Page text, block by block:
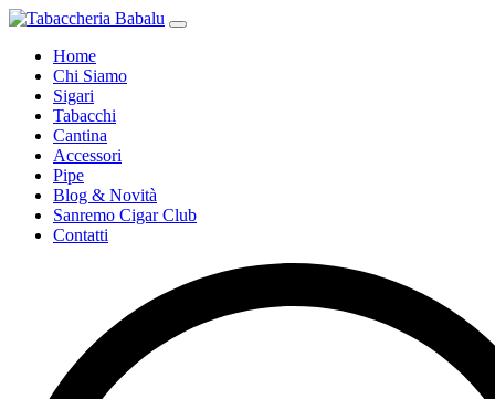
Home
Chi Siamo
Sigari
Tabacchi
Cantina
Accessori
Pipe
Blog & Novità
Sanremo Cigar Club
Contatti